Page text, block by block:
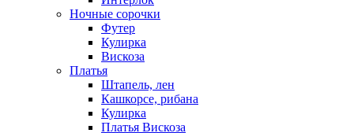
Ночные сорочки
Футер
Кулирка
Вискоза
Платья
Штапель, лен
Кашкорсе, рибана
Кулирка
Платья Вискоза